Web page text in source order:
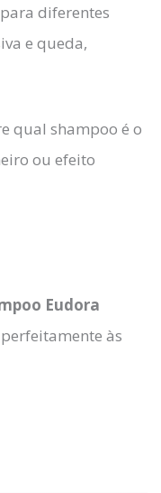
diferentes
e queda,
qual shampoo é o
ou efeito
Eudora
às